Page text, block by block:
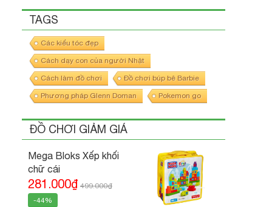
TAGS
Các kiểu tóc đẹp
Cách dạy con của người Nhật
Cách làm đồ chơi Đồ chơi búp bê Barbie
Phương pháp Glenn Doman Pokemon go
ĐỒ CHƠI GIẢM GIÁ
Mega Bloks Xếp khối
chữ cái
281.000₫ 499.000₫
-44%